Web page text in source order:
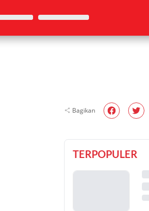
Bagikan
TERPOPULER